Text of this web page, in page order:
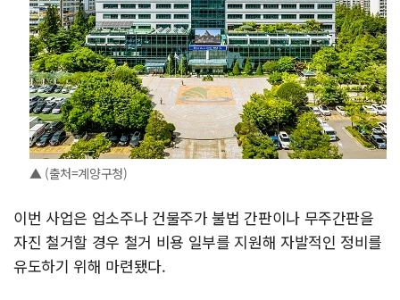
▲ (출처=계양구청)
이번 사업은 업소주나 건물주가 불법 간판이나 무주간판을
자진 철거할 경우 철거 비용 일부를 지원해 자발적인 정비를
유도하기 위해 마련됐다.